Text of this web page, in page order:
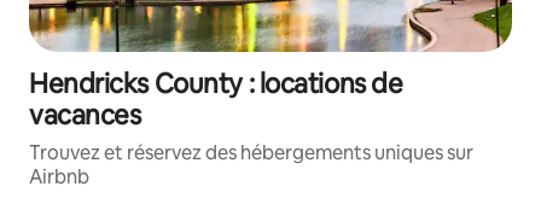
Hendricks County : locations de
vacances
Trouvez et réservez des hébergements uniques sur
Airbnb